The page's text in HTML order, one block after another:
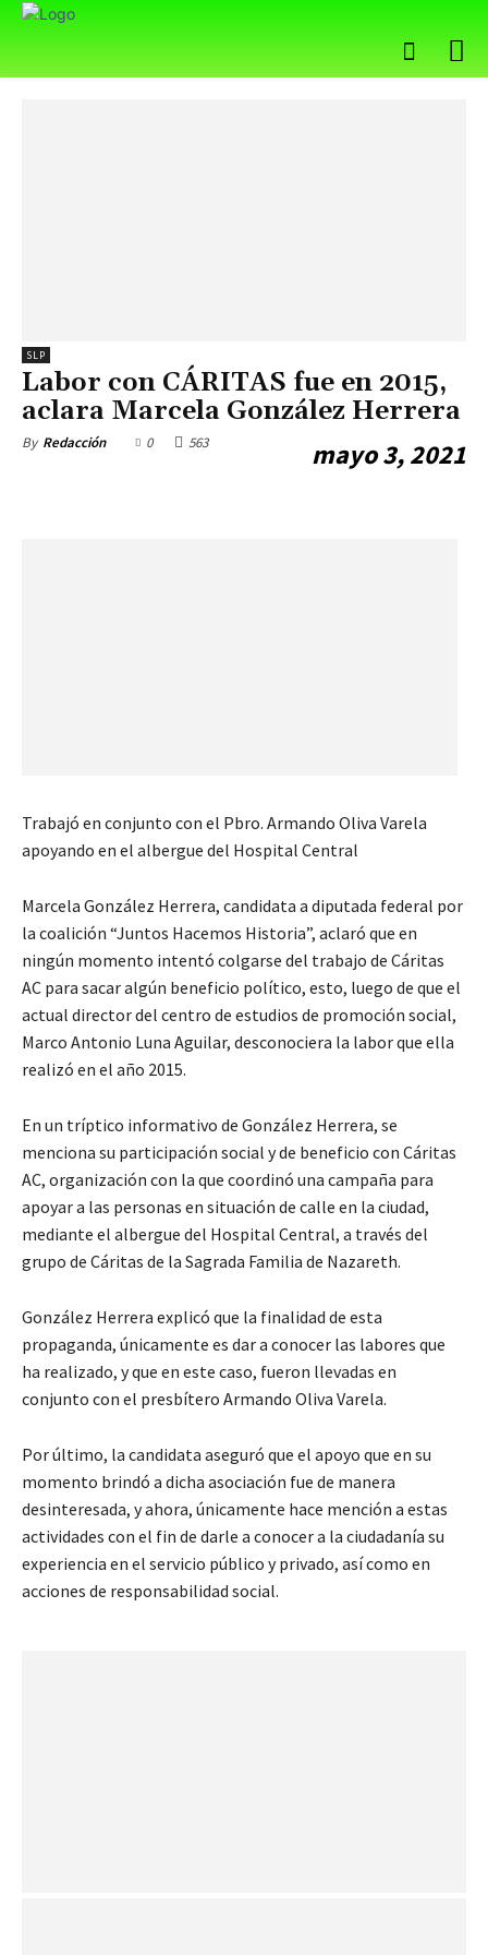
SLP
Labor con CÁRITAS fue en 2015,
aclara Marcela González Herrera
By Redacción mayo 3, 2021
0 563
Trabajó en conjunto con el Pbro. Armando Oliva Varela
apoyando en el albergue del Hospital Central
Marcela González Herrera, candidata a diputada federal por
la coalición “Juntos Hacemos Historia”, aclaró que en
ningún momento intentó colgarse del trabajo de Cáritas
AC para sacar algún beneficio político, esto, luego de que el
actual director del centro de estudios de promoción social,
Marco Antonio Luna Aguilar, desconociera la labor que ella
realizó en el año 2015.
En un tríptico informativo de González Herrera, se
menciona su participación social y de beneficio con Cáritas
AC, organización con la que coordinó una campaña para
apoyar a las personas en situación de calle en la ciudad,
mediante el albergue del Hospital Central, a través del
grupo de Cáritas de la Sagrada Familia de Nazareth.
González Herrera explicó que la finalidad de esta
propaganda, únicamente es dar a conocer las labores que
ha realizado, y que en este caso, fueron llevadas en
conjunto con el presbítero Armando Oliva Varela.
Por último, la candidata aseguró que el apoyo que en su
momento brindó a dicha asociación fue de manera
desinteresada, y ahora, únicamente hace mención a estas
actividades con el fin de darle a conocer a la ciudadanía su
experiencia en el servicio público y privado, así como en
acciones de responsabilidad social.